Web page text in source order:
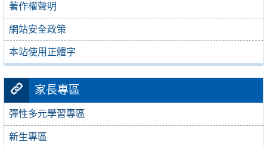
著作權聲明
網站安全政策
本站使用正體字
家長專區
彈性多元學習專區
新生專區